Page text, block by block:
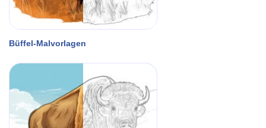
Büffel-Malvorlagen